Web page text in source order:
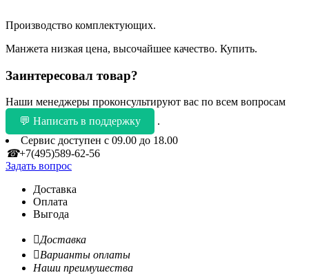
Производство комплектующих.
Манжета низкая цена, высочайшее качество. Купить.
Заинтересовал товар?
Наши менеджеры проконсультируют вас по всем вопросам
💬 Написать в поддержку
.
Сервис доступен с 09.00 до 18.00
☎+7(495)589-62-56
Задать вопрос
Доставка
Оплата
Выгода
Доставка
Варианты оплаты
Наши преимушества